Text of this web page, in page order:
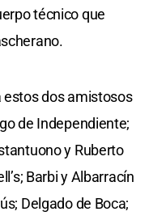
técnico que
estos dos amistosos
de Independiente;
y Ruberto
Barbi y Albarracín
Delgado de Boca;